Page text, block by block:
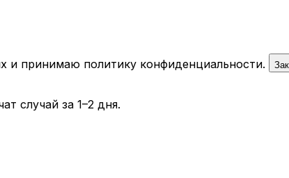
и принимаю политику конфиденциальности.
случай за 1–2 дня.